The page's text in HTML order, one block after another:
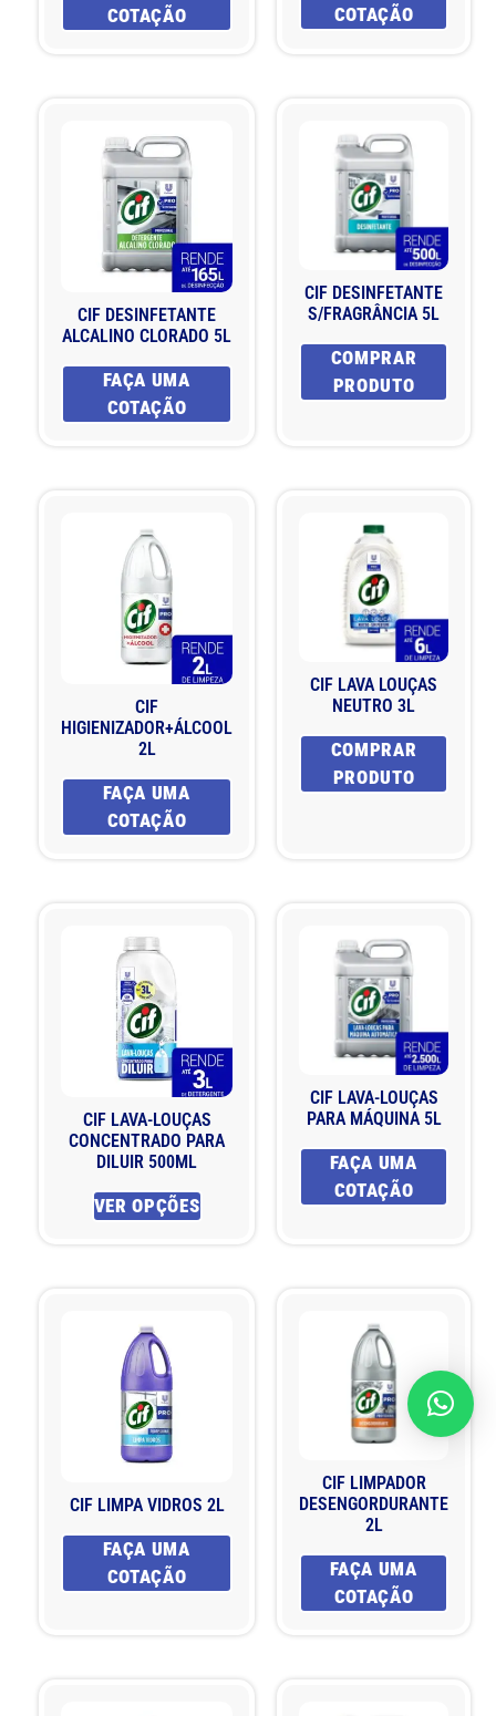
COTAÇÃO
COTAÇÃO
CIF DESINFETANTE
ALCALINO CLORADO 5L
FAÇA UMA
COTAÇÃO
CIF DESINFETANTE
S/FRAGRÂNCIA 5L
COMPRAR
PRODUTO
CIF
HIGIENIZADOR+ÁLCOOL
2L
FAÇA UMA
COTAÇÃO
CIF LAVA LOUÇAS
NEUTRO 3L
COMPRAR
PRODUTO
CIF LAVA-LOUÇAS
CONCENTRADO PARA
DILUIR 500ML
VER OPÇÕES
CIF LAVA-LOUÇAS
PARA MÁQUINA 5L
FAÇA UMA
COTAÇÃO
CIF LIMPA VIDROS 2L
FAÇA UMA
COTAÇÃO
CIF LIMPADOR
DESENGORDURANTE
2L
FAÇA UMA
COTAÇÃO